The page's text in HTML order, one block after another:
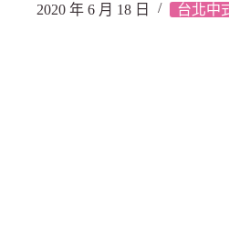
2020 年 6 月 18 日 台北中